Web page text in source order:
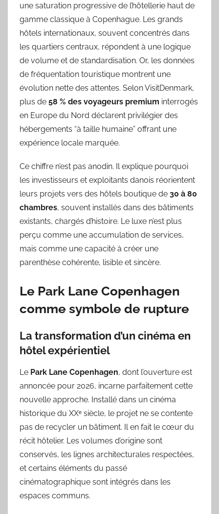
une saturation progressive de l’hôtellerie haut de
gamme classique à Copenhague. Les grands
hôtels internationaux, souvent concentrés dans
les quartiers centraux, répondent à une logique
de volume et de standardisation. Or, les données
de fréquentation touristique montrent une
évolution nette des attentes. Selon VisitDenmark,
plus de 58 % des voyageurs premium interrogés
en Europe du Nord déclarent privilégier des
hébergements “à taille humaine” offrant une
expérience locale marquée.
Ce chiffre n’est pas anodin. Il explique pourquoi
les investisseurs et exploitants danois réorientent
leurs projets vers des hôtels boutique de 30 à 80
chambres, souvent installés dans des bâtiments
existants, chargés d’histoire. Le luxe n’est plus
perçu comme une accumulation de services,
mais comme une capacité à créer une
parenthèse cohérente, lisible et sincère.
Le Park Lane Copenhagen
comme symbole de rupture
La transformation d’un cinéma en
hôtel expérientiel
Le Park Lane Copenhagen, dont l’ouverture est
annoncée pour 2026, incarne parfaitement cette
nouvelle approche. Installé dans un cinéma
historique du XXᵉ siècle, le projet ne se contente
pas de recycler un bâtiment. Il en fait le cœur du
récit hôtelier. Les volumes d’origine sont
conservés, les lignes architecturales respectées,
et certains éléments du passé
cinématographique sont intégrés dans les
espaces communs.